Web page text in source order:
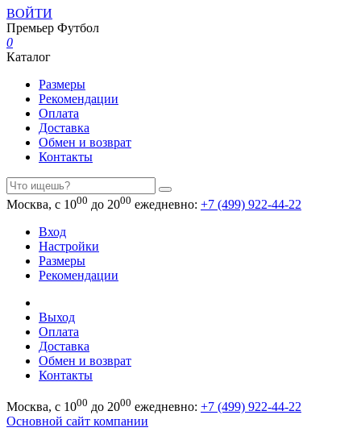
ВОЙТИ
Премьер Футбол
0
Каталог
Размеры
Рекомендации
Оплата
Доставка
Обмен и возврат
Контакты
Москва, с 1000 до 2000 ежедневно: +7 (499) 922-44-22
Вход
Настройки
Размеры
Рекомендации
Выход
Оплата
Доставка
Обмен и возврат
Контакты
Москва, с 1000 до 2000 ежедневно: +7 (499) 922-44-22
Основной сайт компании